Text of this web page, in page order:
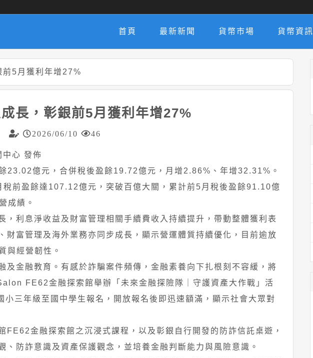
首頁 最新新聞 貨幣市場 貨幣資訊
前5月獲利年增27%
長，彰銀前5月獲利年增27%
2026/06/10 46
心 發佈
23.02億元，合併稅後盈餘19.72億元，月增2.86%、年增32.31%。
前盈餘達107.12億元，突破百億大關，累計前5月稅後盈餘91.10億
成績。
，利息淨收益及財富管理相關手續費收入持續提升，帶動整體獲利表
財富管理及海外業務亦同步成長，顯示營運體質持續優化，目前逾放
與經營韌性。
及金融教育。有感於詐騙案件頻傳，金融素養向下扎根刻不容緩，將
FE62金融探索館舉辦「未來金融探險隊｜守護資產大作戰」活
三年級至國中學生報名，開放報名後即迅速額滿，顯示社會大眾對
FE62金融探索館之沉浸式課程，以及彰銀自行開發的防詐信託桌遊，
防詐意識及資產保護觀念，並培養金融判斷能力與風險意識。